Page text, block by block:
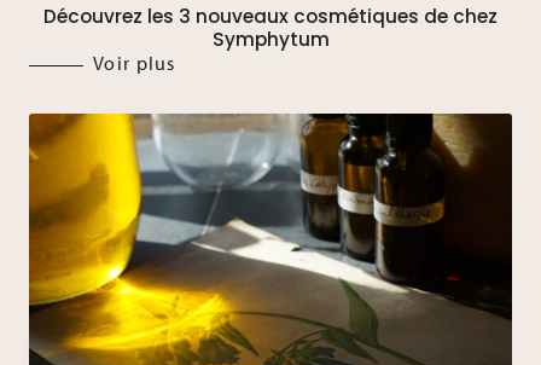
Découvrez les 3 nouveaux cosmétiques de chez
Symphytum
Voir plus